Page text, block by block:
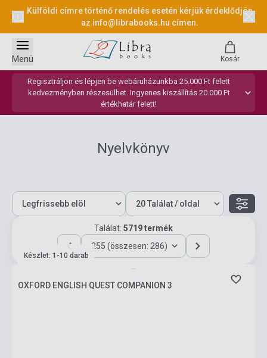
Külföldi címre történő rendelés esetén kérjük érdeklődjön
az info@librabooks.hu címen.
Regisztráljon és lépjen be webáruházunkba 25.000 Ft felett
kedvezményben részesülhet. Ingyenes kiszállítás 20.000 Ft
értékhatár felett!
Menü Kosár
Nyelvkönyv
Találat: 5719 termék
255 (összesen: 286)
Készlet: 1-10 darab
OXFORD ENGLISH QUEST COMPANION 3